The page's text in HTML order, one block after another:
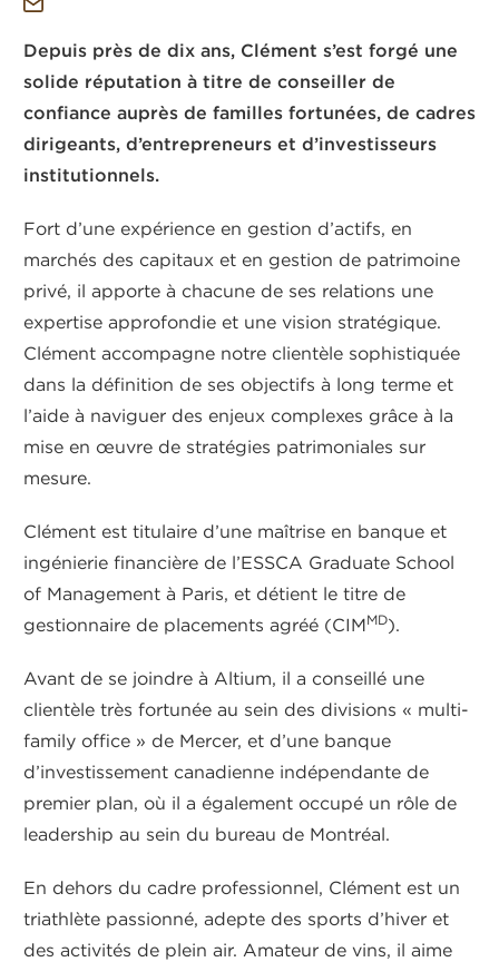
Depuis près de dix ans, Clément s’est forgé une
solide réputation à titre de conseiller de
confiance auprès de familles fortunées, de cadres
dirigeants, d’entrepreneurs et d’investisseurs
institutionnels.
Fort d’une expérience en gestion d’actifs, en
marchés des capitaux et en gestion de patrimoine
privé, il apporte à chacune de ses relations une
expertise approfondie et une vision stratégique.
Clément accompagne notre clientèle sophistiquée
dans la définition de ses objectifs à long terme et
l’aide à naviguer des enjeux complexes grâce à la
mise en œuvre de stratégies patrimoniales sur
mesure.
Clément est titulaire d’une maîtrise en banque et
ingénierie financière de l’ESSCA Graduate School
of Management à Paris, et détient le titre de
gestionnaire de placements agréé (CIMMD).
Avant de se joindre à Altium, il a conseillé une
clientèle très fortunée au sein des divisions « multi-
family office » de Mercer, et d’une banque
d’investissement canadienne indépendante de
premier plan, où il a également occupé un rôle de
leadership au sein du bureau de Montréal.
En dehors du cadre professionnel, Clément est un
triathlète passionné, adepte des sports d’hiver et
des activités de plein air. Amateur de vins, il aime